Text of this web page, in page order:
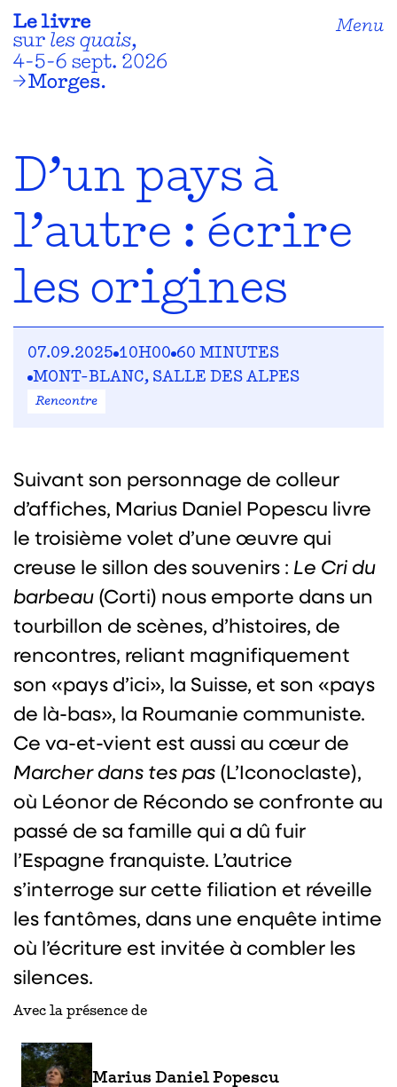
Menu
D’un pays à
l’autre : écrire
les origines
07.09.2025 10H00 60 MINUTES
MONT-BLANC, SALLE DES ALPES
Rencontre
Suivant son personnage de colleur
d’affiches, Marius Daniel Popescu livre
le troisième volet d’une œuvre qui
creuse le sillon des souvenirs : Le Cri du
barbeau (Corti) nous emporte dans un
tourbillon de scènes, d’histoires, de
rencontres, reliant magnifiquement
son «pays d’ici», la Suisse, et son «pays
de là-bas», la Roumanie communiste.
Ce va-et-vient est aussi au cœur de
Marcher dans tes pas (L’Iconoclaste),
où Léonor de Récondo se confronte au
passé de sa famille qui a dû fuir
l’Espagne franquiste. L’autrice
s’interroge sur cette filiation et réveille
les fantômes, dans une enquête intime
où l’écriture est invitée à combler les
silences.
Avec la présence de
Marius Daniel Popescu